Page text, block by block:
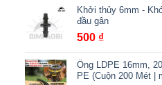
Khởi thủy 6mm -
đầu gân
500 ₫
Ống LDPE 16mm,
PE (Cuộn 200 Mét |